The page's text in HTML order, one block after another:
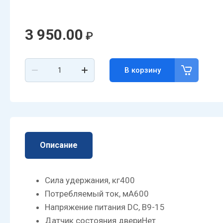
3 950.00 ₽
В корзину
Описание
Сила удержания, кг400
Потребляемый ток, мА600
Напряжение питания DC, В9-15
Датчик состояния двериНет